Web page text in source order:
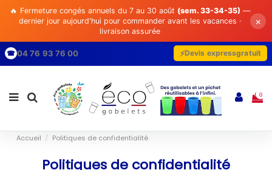
🔥 Fermeture congés annuels du 7 au 30 août (sem. 33-34-35)—
dernier jour aujourd'hui pour commander avant les vacances ·
livraison assurée
×
☎ 04 76 93 76 00 Devis expressgratuit
0
Accueil Politiques de confidentialité
Politiques de confidentialité